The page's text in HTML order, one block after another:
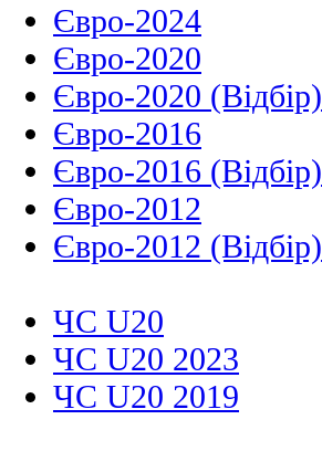
Євро-2024
Євро-2020
Євро-2020 (Відбір)
Євро-2016
Євро-2016 (Відбір)
Євро-2012
Євро-2012 (Відбір)
ЧС U20
ЧС U20 2023
ЧС U20 2019